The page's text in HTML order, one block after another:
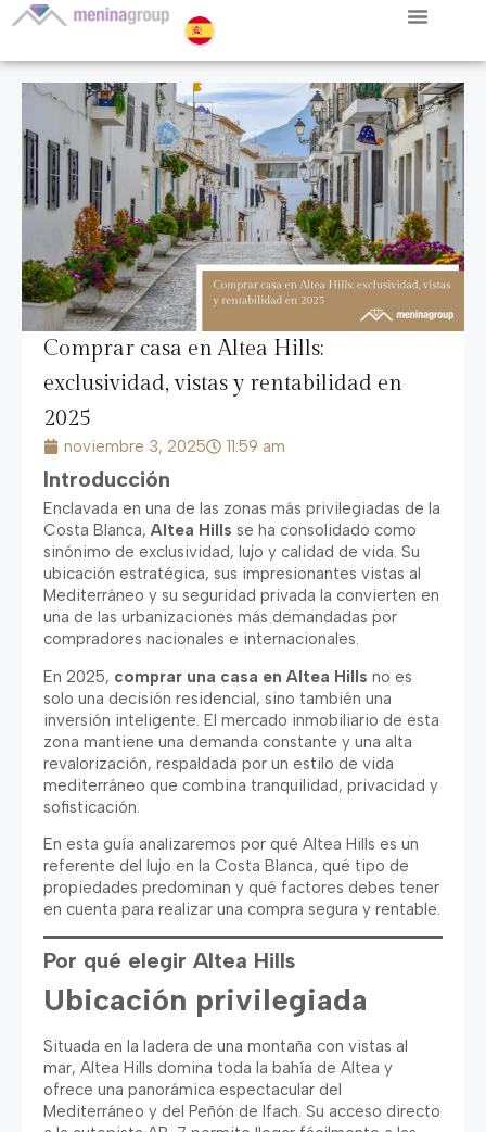
Comprar casa en Altea Hills:
exclusividad, vistas y rentabilidad en
2025
noviembre 3, 2025 11:59 am
Introducción
Enclavada en una de las zonas más privilegiadas de la
Costa Blanca, Altea Hills se ha consolidado como
sinónimo de exclusividad, lujo y calidad de vida. Su
ubicación estratégica, sus impresionantes vistas al
Mediterráneo y su seguridad privada la convierten en
una de las urbanizaciones más demandadas por
compradores nacionales e internacionales.
En 2025, comprar una casa en Altea Hills no es
solo una decisión residencial, sino también una
inversión inteligente. El mercado inmobiliario de esta
zona mantiene una demanda constante y una alta
revalorización, respaldada por un estilo de vida
mediterráneo que combina tranquilidad, privacidad y
sofisticación.
En esta guía analizaremos por qué Altea Hills es un
referente del lujo en la Costa Blanca, qué tipo de
propiedades predominan y qué factores debes tener
en cuenta para realizar una compra segura y rentable.
Por qué elegir Altea Hills
Ubicación privilegiada
Situada en la ladera de una montaña con vistas al
mar, Altea Hills domina toda la bahía de Altea y
ofrece una panorámica espectacular del
Mediterráneo y del Peñón de Ifach. Su acceso directo